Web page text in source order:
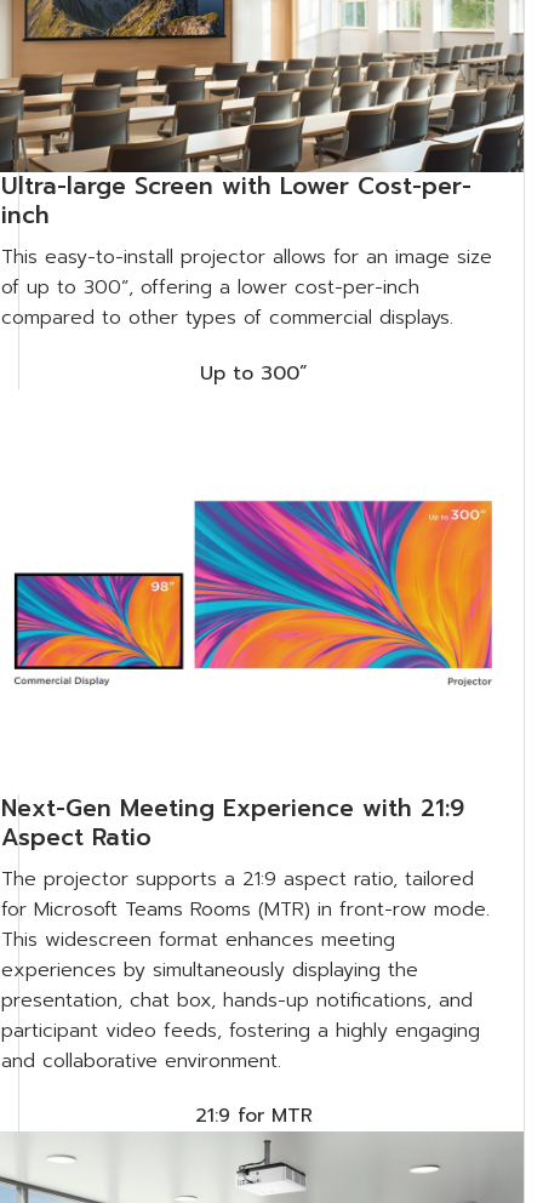
Ultra-large Screen with Lower Cost-per-
inch
This easy-to-install projector allows for an image size
of up to 300”, offering a lower cost-per-inch
compared to other types of commercial displays.​
Up to 300”
Next-Gen Meeting Experience with 21:9
Aspect Ratio
The projector supports a 21:9 aspect ratio, tailored
for Microsoft Teams Rooms (MTR) in front-row mode.
This widescreen format enhances meeting
experiences by simultaneously displaying the
presentation, chat box, hands-up notifications, and
participant video feeds, fostering a highly engaging
and collaborative environment.
21:9 for MTR